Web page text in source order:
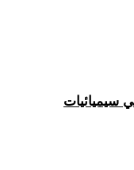
سيميائيات